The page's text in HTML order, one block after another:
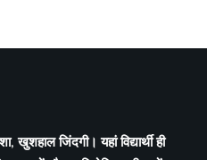
खुशहाल जिंदगी। यहां विद्यार्थी ही